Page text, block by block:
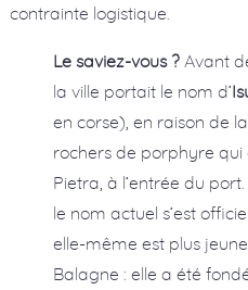
contrainte logistique.
Le saviez-vous ?Avant
la ville portait le nom d’
en corse), en raison de
rochers de porphyre qui
Pietra, à l’entrée du port.
le nom actuel s’est
elle-même est plus
Balagne : elle a été